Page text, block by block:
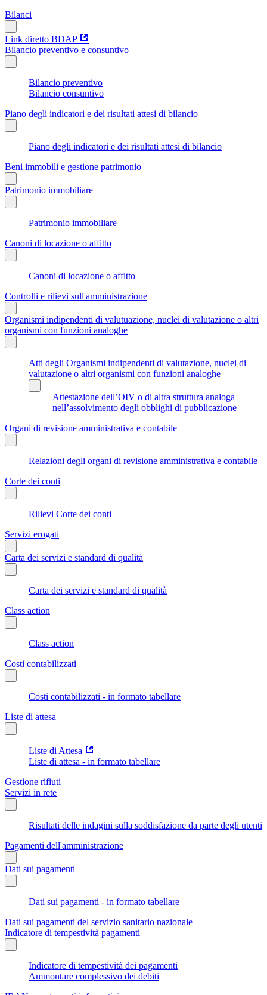
Bilanci
Link diretto BDAP
Bilancio preventivo e consuntivo
Bilancio preventivo
Bilancio consuntivo
Piano degli indicatori e dei risultati attesi di bilancio
Piano degli indicatori e dei risultati attesi di bilancio
Beni immobili e gestione patrimonio
Patrimonio immobiliare
Patrimonio immobiliare
Canoni di locazione o affitto
Canoni di locazione o affitto
Controlli e rilievi sull'amministrazione
Organismi indipendenti di valutuazione, nuclei di valutazione o altri
organismi con funzioni analoghe
Atti degli Organismi indipendenti di valutazione, nuclei di
valutazione o altri organismi con funzioni analoghe
Attestazione dell’OIV o di altra struttura analoga
nell’assolvimento degli obblighi di pubblicazione
Organi di revisione amministrativa e contabile
Relazioni degli organi di revisione amministrativa e contabile
Corte dei conti
Rilievi Corte dei conti
Servizi erogati
Carta dei servizi e standard di qualità
Carta dei servizi e standard di qualità
Class action
Class action
Costi contabilizzati
Costi contabilizzati - in formato tabellare
Liste di attesa
Liste di Attesa
Liste di attesa - in formato tabellare
Gestione rifiuti
Servizi in rete
Risultati delle indagini sulla soddisfazione da parte degli utenti
Pagamenti dell'amministrazione
Dati sui pagamenti
Dati sui pagamenti - in formato tabellare
Dati sui pagamenti del servizio sanitario nazionale
Indicatore di tempestività pagamenti
Indicatore di tempestività dei pagamenti
Ammontare complessivo dei debiti